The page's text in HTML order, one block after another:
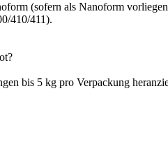
(sofern als Nanoform
410/411).
bis 5 kg pro Verpackung